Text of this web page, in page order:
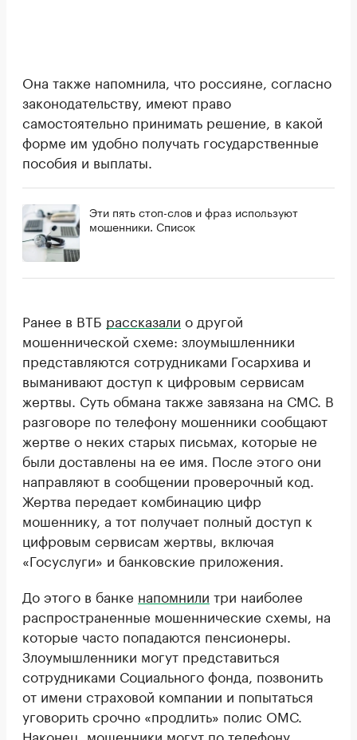
Она также напомнила, что россияне, согласно
законодательству, имеют право
самостоятельно принимать решение, в какой
форме им удобно получать государственные
пособия и выплаты.
Эти пять стоп-слов и фраз используют
мошенники. Список
Ранее в ВТБ рассказали о другой
мошеннической схеме: злоумышленники
представляются сотрудниками Госархива и
выманивают доступ к цифровым сервисам
жертвы. Суть обмана также завязана на СМС. В
разговоре по телефону мошенники сообщают
жертве о неких старых письмах, которые не
были доставлены на ее имя. После этого они
направляют в сообщении проверочный код.
Жертва передает комбинацию цифр
мошеннику, а тот получает полный доступ к
цифровым сервисам жертвы, включая
«Госуслуги» и банковские приложения.
До этого в банке напомнили три наиболее
распространенные мошеннические схемы, на
которые часто попадаются пенсионеры.
Злоумышленники могут представиться
сотрудниками Социального фонда, позвонить
от имени страховой компании и попытаться
уговорить срочно «продлить» полис ОМС.
Наконец, мошенники могут по телефону